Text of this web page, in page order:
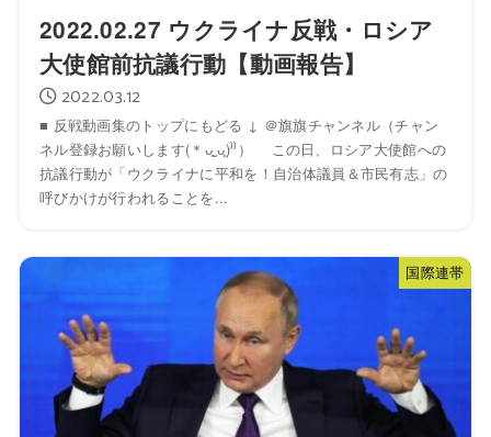
2022.02.27 ウクライナ反戦・ロシア
大使館前抗議行動【動画報告】
2022.03.12
■ 反戦動画集のトップにもどる ↓ ＠旗旗チャンネル（チャン
ネル登録お願いします(＊ᴗ͈ˬᴗ͈)⁾⁾） この日、ロシア大使館への
抗議行動が「ウクライナに平和を！自治体議員＆市民有志」の
呼びかけが行われることを...
国際連帯